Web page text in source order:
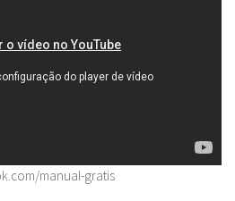
manual-gratis